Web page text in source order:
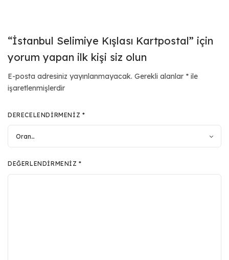
“İstanbul Selimiye Kışlası Kartpostal” için
yorum yapan ilk kişi siz olun
E-posta adresiniz yayınlanmayacak. Gerekli alanlar * ile
işaretlenmişlerdir
DERECELENDIRMENIZ *
DEĞERLENDIRMENIZ*